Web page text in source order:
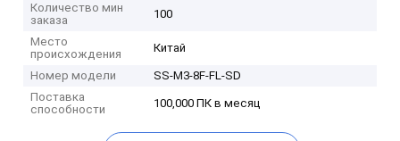
Количество мин
заказа
100
Место
происхождения
Китай
Номер модели
SS-M3-8F-FL-SD
Поставка
способности
100,000 ПК в месяц